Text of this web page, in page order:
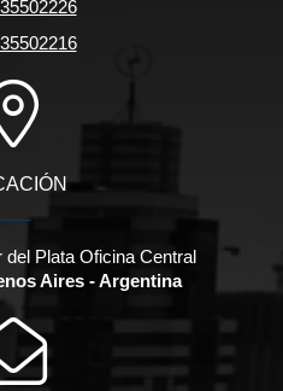
del Plata Oficina Central
Aires - Argentina